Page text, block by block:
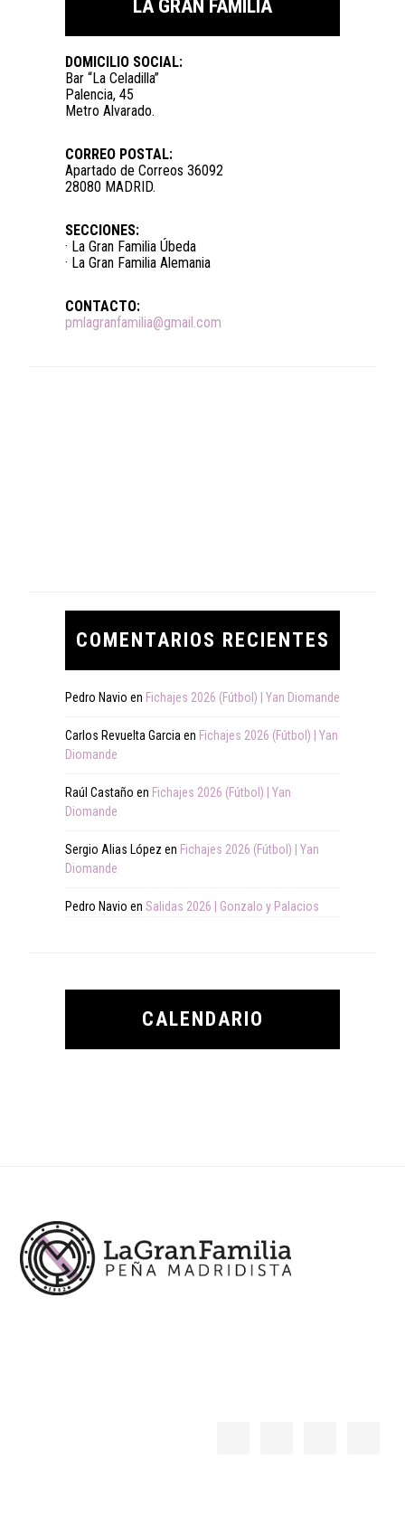
LA GRAN FAMILIA
DOMICILIO SOCIAL:
Bar “La Celadilla”
Palencia, 45
Metro Alvarado.
CORREO POSTAL:
Apartado de Correos 36092
28080 MADRID.
SECCIONES:
· La Gran Familia Úbeda
· La Gran Familia Alemania
CONTACTO:
pmlagranfamilia@gmail.com
COMENTARIOS RECIENTES
Pedro Navio en Fichajes 2026 (Fútbol) | Yan Diomande
Carlos Revuelta Garcia en Fichajes 2026 (Fútbol) | Yan
Diomande
Raúl Castaño en Fichajes 2026 (Fútbol) | Yan
Diomande
Sergio Alias López en Fichajes 2026 (Fútbol) | Yan
Diomande
Pedro Navio en Salidas 2026 | Gonzalo y Palacios
CALENDARIO